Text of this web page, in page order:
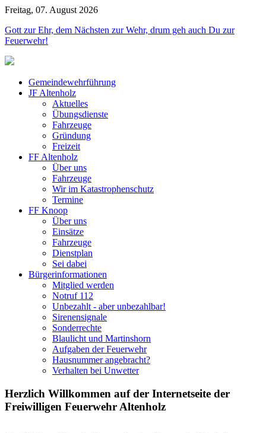
Freitag, 07. August 2026
Gott zur Ehr, dem Nächsten zur Wehr, drum geh auch Du zur
Feuerwehr!
Gemeindewehrführung
JF Altenholz
Aktuelles
Übungsdienste
Fahrzeuge
Gründung
Freizeit
FF Altenholz
Über uns
Fahrzeuge
Wir im Katastrophenschutz
Termine
FF Knoop
Über uns
Einsätze
Fahrzeuge
Dienstplan
Sei dabei
Bürgerinformationen
Mitglied werden
Notruf 112
Unbezahlt - aber unbezahlbar!
Sirenensignale
Sonderrechte
Blaulicht und Martinshorn
Aufgaben der Feuerwehr
Hausnummer angebracht?
Verhalten bei Unwetter
Herzlich Willkommen auf der Internetseite der
Freiwilligen Feuerwehr Altenholz
Jahr
Monat
Jahr
Monat